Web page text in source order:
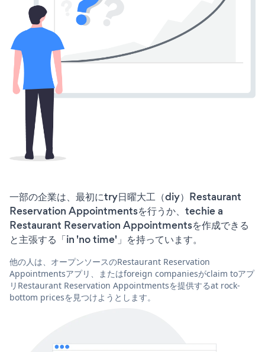
一部の企業は、最初にtry日曜大工（diy）Restaurant
Reservation Appointmentsを行うか、techie a
Restaurant Reservation Appointmentsを作成できる
と主張する「in 'no time'」を持っています。
他の人は、オープンソースのRestaurant Reservation
Appointmentsアプリ、またはforeign companiesがclaim toアプ
リRestaurant Reservation Appointmentsを提供するat rock-
bottom pricesを見つけようとします。